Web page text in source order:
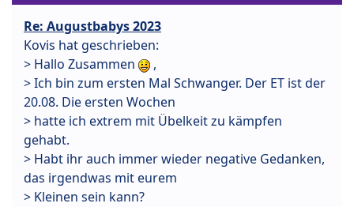
Re: Augustbabys 2023
Kovis hat geschrieben:
> Hallo Zusammen
,
> Ich bin zum ersten Mal Schwanger. Der ET ist der
20.08. Die ersten Wochen
> hatte ich extrem mit Übelkeit zu kämpfen
gehabt.
> Habt ihr auch immer wieder negative Gedanken,
das irgendwas mit eurem
> Kleinen sein kann?